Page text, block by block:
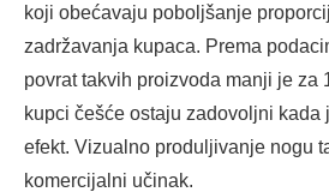
koji obećavaju poboljšanje
zadržavanja kupaca. Prema
povrat takvih proizvoda manji je za
kupci češće ostaju zadovoljni kada
efekt. Vizualno produljivanje nogu
komercijalni učinak.